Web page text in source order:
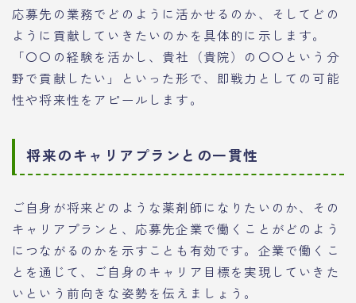
応募先の業務でどのように活かせるのか、そしてどの
ように貢献していきたいのかを具体的に示します。
「〇〇の経験を活かし、貴社（貴院）の〇〇という分
野で貢献したい」といった形で、即戦力としての可能
性や将来性をアピールします。
将来のキャリアプランとの一貫性
ご自身が将来どのような薬剤師になりたいのか、その
キャリアプランと、応募先企業で働くことがどのよう
につながるのかを示すことも有効です。企業で働くこ
とを通じて、ご自身のキャリア目標を実現していきた
いという前向きな姿勢を伝えましょう。